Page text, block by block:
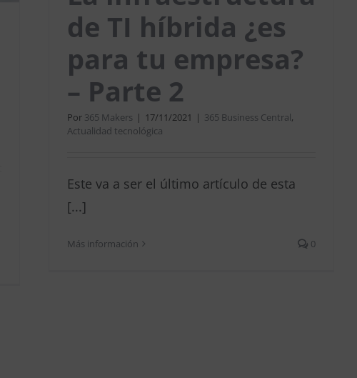
de TI híbrida ¿es
para tu empresa?
– Parte 2
Por 365 Makers | 17/11/2021 | 365 Business Central,
Actualidad tecnológica
Este va a ser el último artículo de esta
[...]
Más información 0